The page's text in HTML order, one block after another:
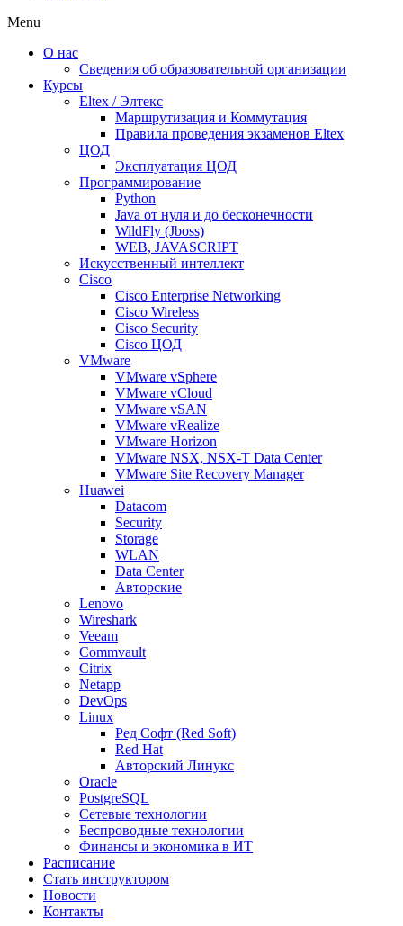
Menu
О нас
Сведения об образовательной организации
Курсы
Eltex / Элтекс
Маршрутизация и Коммутация
Правила проведения экзаменов Eltex
ЦОД
Эксплуатация ЦОД
Программирование
Python
Java от нуля и до бесконечности
WildFly (Jboss)
WEB, JAVASCRIPT
Искусственный интеллект
Cisco
Cisco Enterprise Networking
Cisco Wireless
Cisco Security
Cisco ЦОД
VMware
VMware vSphere
VMware vCloud
VMware vSAN
VMware vRealize
VMware Horizon
VMware NSX, NSX-T Data Center
VMware Site Recovery Manager
Huawei
Datacom
Security
Storage
WLAN
Data Center
Авторские
Lenovo
Wireshark
Veeam
Commvault
Citrix
Netapp
DevOps
Linux
Ред Софт (Red Soft)
Red Hat
Авторский Линукс
Oracle
PostgreSQL
Сетевые технологии
Беспроводные технологии
Финансы и экономика в ИТ
Расписание
Стать инструктором
Новости
Контакты